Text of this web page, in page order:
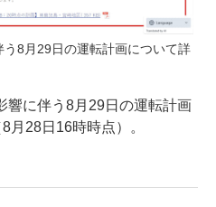
8月29日の運転計画について詳
に伴う8月29日の運転計画
月28日16時時点）。